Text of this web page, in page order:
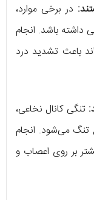
در برخی موارد،
باشد. انجام
باعث تشدید درد
تنگی کانال نخاعی،
می‌شود. انجام
بر روی اعصاب و